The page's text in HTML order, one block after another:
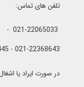
تلفن های تماس:
021-22368643 - 0912-5852445